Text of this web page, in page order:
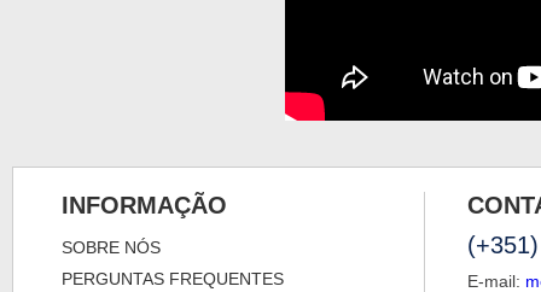
INFORMAÇÃO
SOBRE NÓS
PERGUNTAS FREQUENTES
E-mail: